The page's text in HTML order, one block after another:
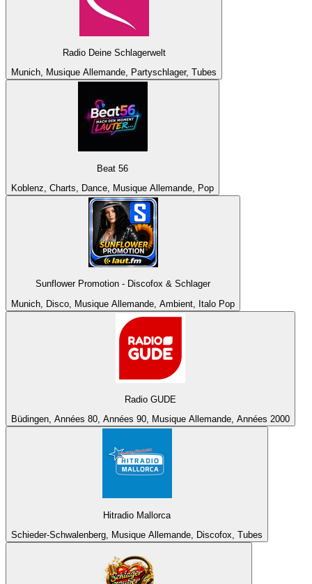
Radio Deine Schlagerwelt
Munich, Musique Allemande, Partyschlager, Tubes
Beat 56
Koblenz, Charts, Dance, Musique Allemande, Pop
Sunflower Promotion - Discofox & Schlager
Munich, Disco, Musique Allemande, Ambient, Italo Pop
Radio GUDE
Büdingen, Années 80, Années 90, Musique Allemande, Années 2000
Hitradio Mallorca
Schieder-Schwalenberg, Musique Allemande, Discofox, Tubes